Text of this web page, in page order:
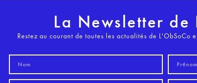
La Newsletter de
Restez au courant de toutes les actualités de L'ObSoCo